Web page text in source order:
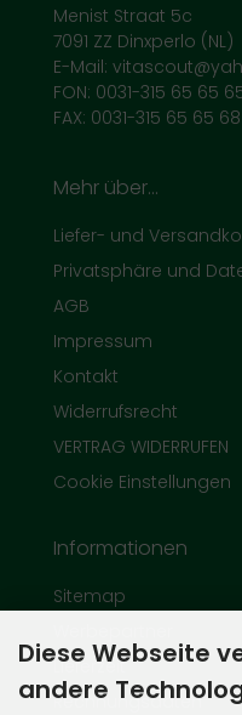
Menist Straat 5c
7091 ZZ Dinxperlo (NL)
E-Mail:
FON: 0031-315 65 65
FAX: 0031-315 65 65 68
Mehr über...
Liefer- und
Privatsphäre und
AGB
Impressum
Kontakt
Widerrufsrecht
VERTRAG WIDERRUFEN
Cookie Einstellungen
Informationen
Sitemap
Lieferzeit
Rechnungsdaten
Diese Webseite
andere